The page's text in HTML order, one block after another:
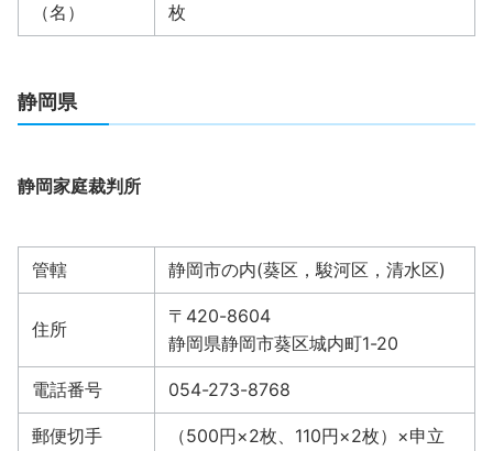
（名）
枚
静岡県
静岡家庭裁判所
管轄 静岡市の内(葵区，駿河区，清水区)
住所
〒420-8604
静岡県静岡市葵区城内町1-20
電話番号 054-273-8768
郵便切手
（500円×2枚、110円×2枚）×申立